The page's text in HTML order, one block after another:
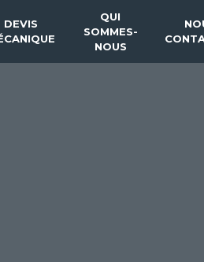
DEVIS
QUI
SOMMES-
NOUS